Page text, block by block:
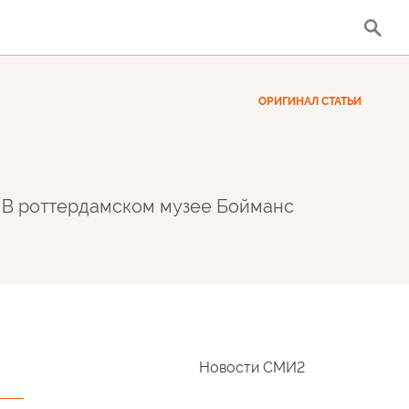
ОРИГИНАЛ СТАТЬИ
роттердамском музее Бойманс
Новости СМИ2